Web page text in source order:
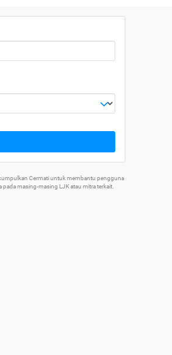
Cermati untuk membantu pengguna
masing-masing LJK atau mitra terkait.